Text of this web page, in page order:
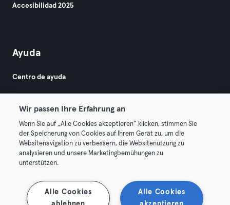
Accesibilidad 2025
Ayuda
Centro de ayuda
© 2026 Urban Sports Group GmbH. All rights reserved.
Términos y condiciones
Rescindir contratos aquí Desistir de contratos aquí
Wir passen Ihre Erfahrung an
Wenn Sie auf „Alle Cookies akzeptieren“ klicken, stimmen Sie
der Speicherung von Cookies auf Ihrem Gerät zu, um die
Websitenavigation zu verbessern, die Websitenutzung zu
analysieren und unsere Marketingbemühungen zu
unterstützen.
Alle Cookies
Alle Cookies